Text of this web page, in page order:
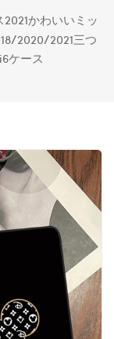
かわいいミッ
2020/2021三つ
ケース